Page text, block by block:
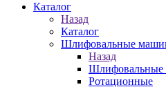
Каталог
Назад
Каталог
Шлифовальные
Назад
Шлифовальные
Ротационные